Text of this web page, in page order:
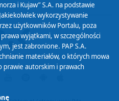
i Kujaw” S.A. na podstawie
wykorzystywanie
użytkowników Portalu, poza
wyjątkami, w szczególności
jest zabronione. PAP S.A.
materiałów, o których mowa
prawie autorskim i prawach